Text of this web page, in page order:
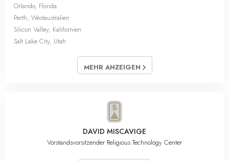
Orlando, Florida
Perth, Westaustralien
Silicon Valley, Kalifornien
Salt Lake City, Utah
MEHR ANZEIGEN
DAVID MISCAVIGE
Vorstandsvorsitzender Religious Technology Center